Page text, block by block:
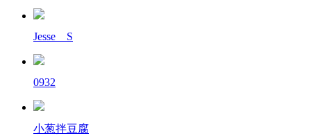
Jesse__S
0932
小葱拌豆腐